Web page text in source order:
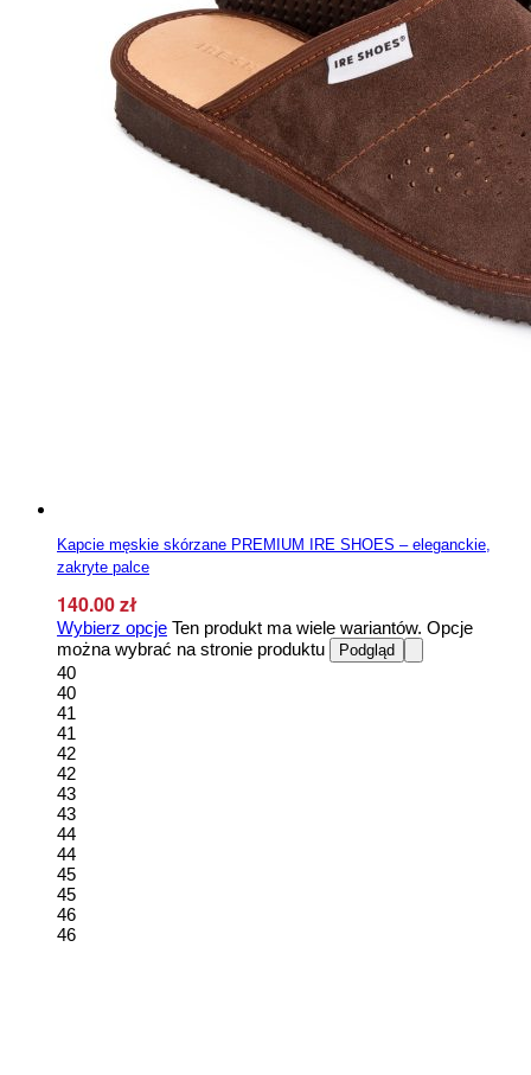
Kapcie męskie skórzane PREMIUM IRE SHOES – eleganckie,
zakryte palce
140.00zł
Wybierz opcje Ten produkt ma wiele wariantów. Opcje
można wybrać na stronie produktu
Podgląd
40
40
41
41
42
42
43
43
44
44
45
45
46
46